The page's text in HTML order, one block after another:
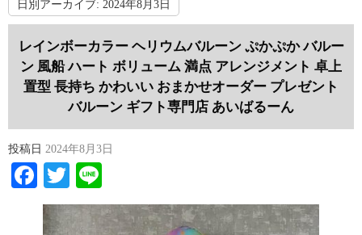
日別アーカイブ: 2024年8月3日
レインボーカラー ヘリウムバルーン ぷかぷか バルー
ン 風船 ハート ボリューム 満点 アレンジメント 卓上
置型 長持ち かわいい おまかせオーダー プレゼント
バルーン ギフト専門店 あいばるーん
投稿日 2024年8月3日
Facebook
Twitter